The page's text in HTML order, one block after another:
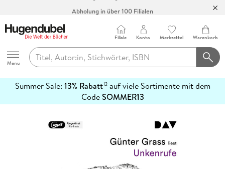
Abholung in über 100 Filialen
Hugendubel
Menu
Filiale Konto Merkzettel Warenkorb
Summer Sale: 13% Rabatt12auf viele Sortimente mit dem
CodeSOMMER13
erfahren